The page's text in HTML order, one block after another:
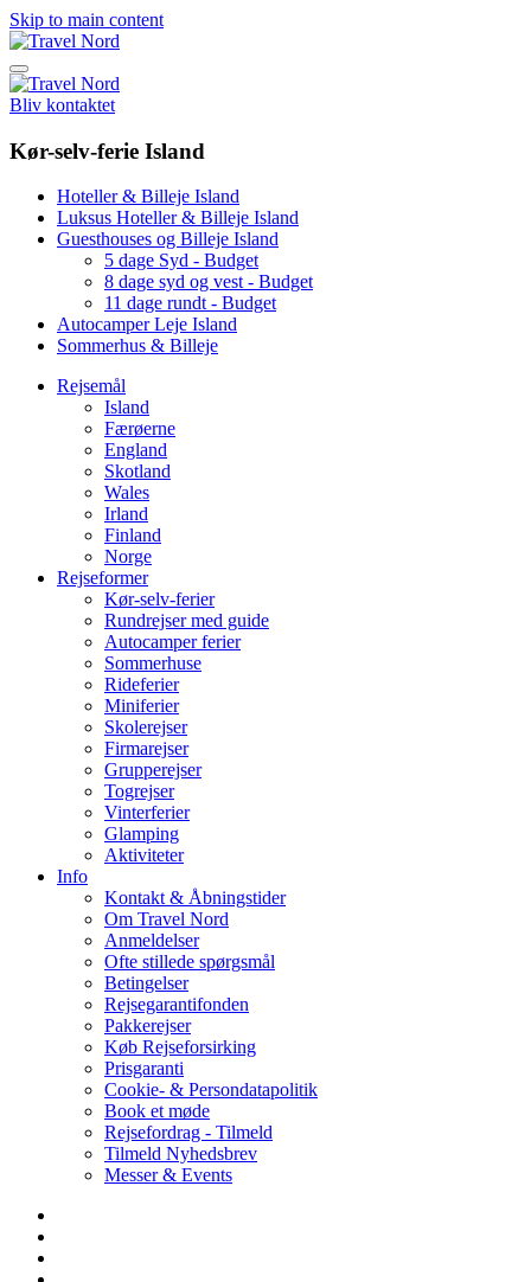
Skip to main content
Bliv kontaktet
Kør-selv-ferie Island
Hoteller & Billeje Island
Luksus Hoteller & Billeje Island
Guesthouses og Billeje Island
5 dage Syd - Budget
8 dage syd og vest - Budget
11 dage rundt - Budget
Autocamper Leje Island
Sommerhus & Billeje
Rejsemål
Island
Færøerne
England
Skotland
Wales
Irland
Finland
Norge
Rejseformer
Kør-selv-ferier
Rundrejser med guide
Autocamper ferier
Sommerhuse
Rideferier
Miniferier
Skolerejser
Firmarejser
Grupperejser
Togrejser
Vinterferier
Glamping
Aktiviteter
Info
Kontakt & Åbningstider
Om Travel Nord
Anmeldelser
Ofte stillede spørgsmål
Betingelser
Rejsegarantifonden
Pakkerejser
Køb Rejseforsirking
Prisgaranti
Cookie- & Persondatapolitik
Book et møde
Rejsefordrag - Tilmeld
Tilmeld Nyhedsbrev
Messer & Events